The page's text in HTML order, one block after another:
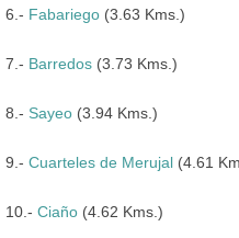
6.- Fabariego (3.63 Kms.)
7.- Barredos (3.73 Kms.)
8.- Sayeo (3.94 Kms.)
9.- Cuarteles de Merujal (4.61
10.- Ciaño (4.62 Kms.)